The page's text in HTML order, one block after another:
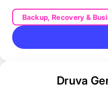
Backup, Recovery &
Druva